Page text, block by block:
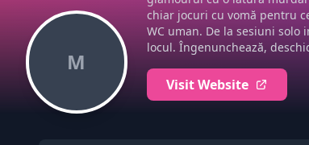
M
chiar jocuri cu vomă pentru
WC uman. De la sesiuni
locul. Îngenunchează,
Visit Website